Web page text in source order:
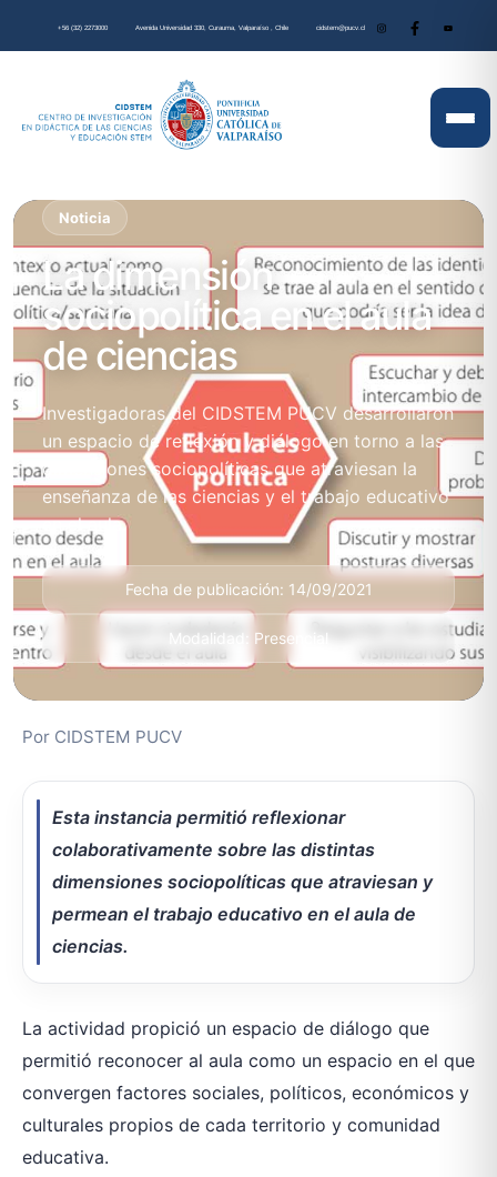
+56 (32) 2273000 Avenida Universidad 330, Curauma, Valparaíso , Chile cidstem@pucv.cl
Noticia
La dimensión
sociopolítica en el aula
de ciencias
Investigadoras del CIDSTEM PUCV desarrollaron
un espacio de reflexión y diálogo en torno a las
dimensiones sociopolíticas que atraviesan la
enseñanza de las ciencias y el trabajo educativo
en el aula.
Fecha de publicación: 14/09/2021
Modalidad: Presencial
Por CIDSTEM PUCV
Esta instancia permitió reflexionar
colaborativamente sobre las distintas
dimensiones sociopolíticas que atraviesan y
permean el trabajo educativo en el aula de
ciencias.
La actividad propició un espacio de diálogo que
permitió reconocer al aula como un espacio en el que
convergen factores sociales, políticos, económicos y
culturales propios de cada territorio y comunidad
educativa.